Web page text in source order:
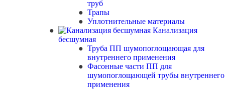
труб
Трапы
Уплотнительные материалы
Канализация
бесшумная
Труба ПП шумопоглощающая для
внутреннего применения
Фасонные части ПП для
шумопоглощающей трубы внутреннего
применения